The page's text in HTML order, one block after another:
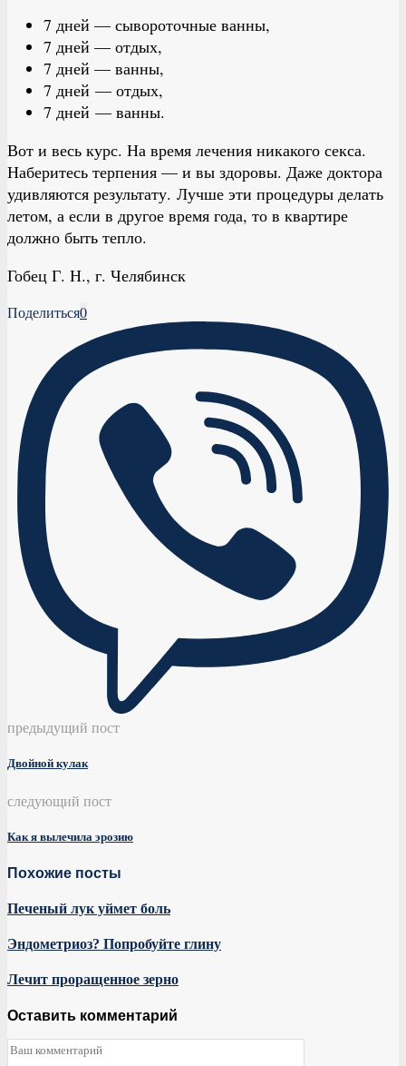
7 дней — сывороточные ванны,
7 дней — отдых,
7 дней — ванны,
7 дней — отдых,
7 дней — ванны.
Вот и весь курс. На время лечения никакого секса.
Наберитесь терпения — и вы здоровы. Даже доктора
удивляются результату. Лучше эти процедуры делать
летом, а если в другое время года, то в квартире
должно быть тепло.
Гобец Г. Н., г. Челябинск
Поделиться0
предыдущий пост
Двойной кулак
следующий пост
Как я вылечила эрозию
Похожие посты
Печеный лук уймет боль
Эндометриоз? Попробуйте глину
Лечит проращенное зерно
Оставить комментарий